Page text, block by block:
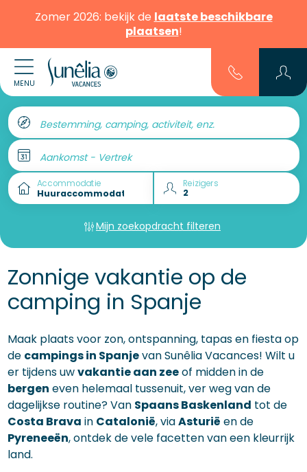
Zomer 2026: bekijk de laatste beschikbare
plaatsen!
MENU
Bestemming, camping, activiteit, enz.
Aankomst - Vertrek
Accommodatie Reizigers
Mijn zoekopdracht filteren
Zonnige vakantie op de
camping in Spanje
Maak plaats voor zon, ontspanning, tapas en fiesta op
de campings in Spanjevan Sunêlia Vacances! Wilt u
er tijdens uwvakantie aan zeeof midden in de
bergen even helemaal tussenuit, ver weg van de
dagelijkse routine? Van Spaans Baskenland tot de
Costa Brava in Catalonië, viaAsturië en de
Pyreneeën, ontdek de vele facetten van een kleurrijk
land.